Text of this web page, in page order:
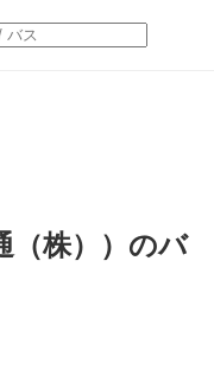
（株））のバ